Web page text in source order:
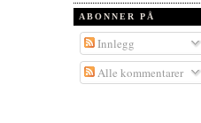
ABONNER PÅ
Innlegg
Alle kommentarer